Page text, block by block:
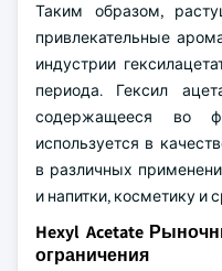
Таким образом,
привлекательные
индустрии
периода. Гексил
содержащееся во
используется в
в различных
и напитки, косметику и
Hexyl Acetate
ограничения